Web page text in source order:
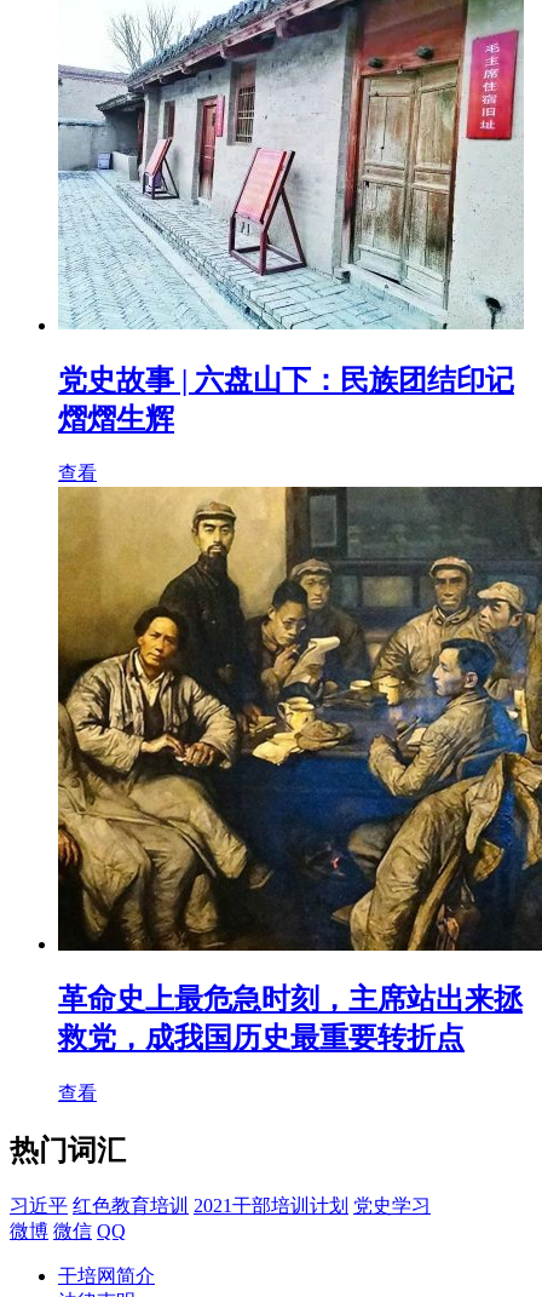
党史故事 | 六盘山下：民族团结印记
熠熠生辉
查看
革命史上最危急时刻，主席站出来拯
救党，成我国历史最重要转折点
查看
热门词汇
习近平 红色教育培训 2021干部培训计划 党史学习
微博 微信 QQ
干培网简介